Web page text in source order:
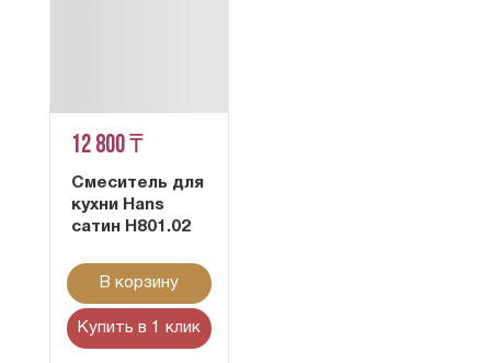
12 800 ₸
Смеситель для
кухни Hans
сатин H801.02
В корзину
Купить в 1 клик